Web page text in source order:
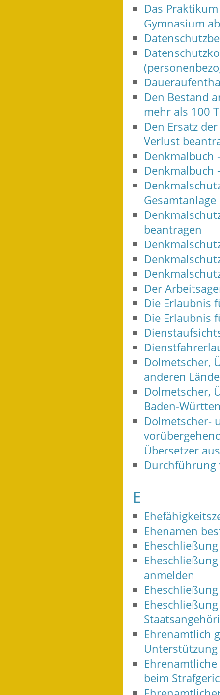
Das
Gymnasium
Den Bestand
mehr als 100
Den Ersatz
Verlust
Denkmalbuch
Denkmalbuch
beantragen
Der
Die Erlaubnis
Die Erlaubnis
Dolmetscher,
anderen
Dolmetscher,
Baden-
Dolmetscher-
Übersetzer
Durchführung
E
Ehenamen
anmelden
Ehrenamtlich
beim